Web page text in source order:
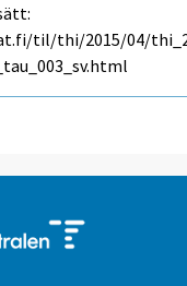
til/thi/2015/04/